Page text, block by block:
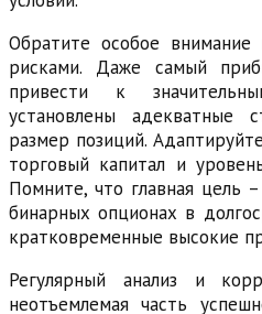
Обратите особое внимание
рисками. Даже самый
привести к
установлены адекватные
размер позиций.
торговый капитал и
Помните, что главная цель
бинарных опционах в
кратковременные высокие
Регулярный анализ и
неотъемлемая часть